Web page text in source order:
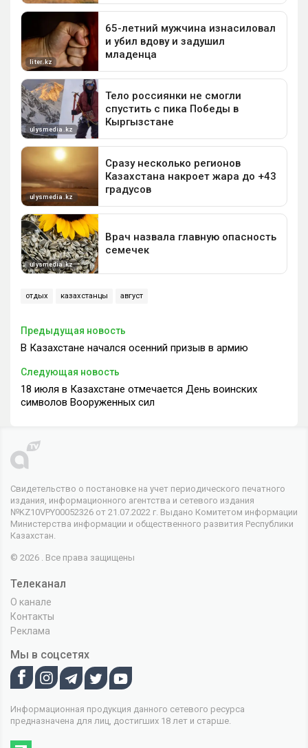
отдых казахстанцы август
Предыдущая новость
В Казахстане начался осенний призыв в армию
Следующая новость
18 июля в Казахстане отмечается День воинских
символов Вооруженных сил
Свидетельство о постановке на учет периодического печатного
издания, информационного агентства и сетевого издания
№KZ10VPY00052326 от 21.07.2022 г. Выдано Комитетом информации
Министерства информации и общественного развития Республики
Казахстан.
© 2026 . Все права защищены
Телеканал
О канале
Контакты
Реклама
Мы в соцсетях
Информационная продукция данного сетевого ресурса
предназначена для лиц, достигших 18 лет и старше.